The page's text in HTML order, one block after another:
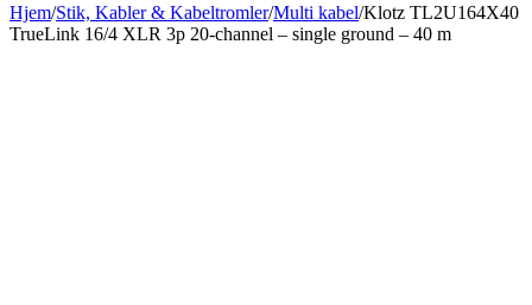
Hjem/Stik, Kabler & Kabeltromler/Multi kabel/Klotz TL2U164X40
TrueLink 16/4 XLR 3p 20-channel – single ground – 40 m